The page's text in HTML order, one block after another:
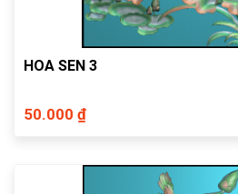
HOA SEN 3
50.000 ₫